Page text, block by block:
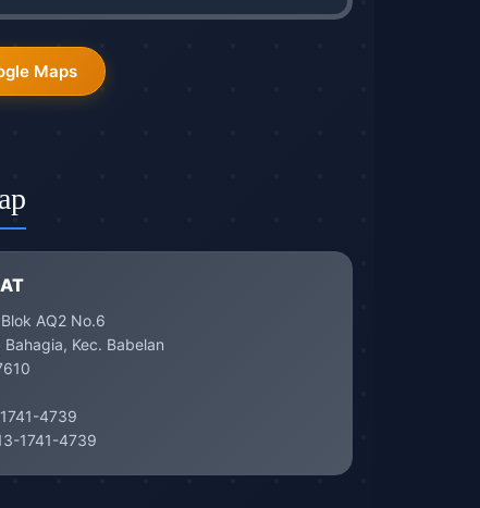
Maps
AQ2 No.6
Kec. Babelan
4739
1741-4739